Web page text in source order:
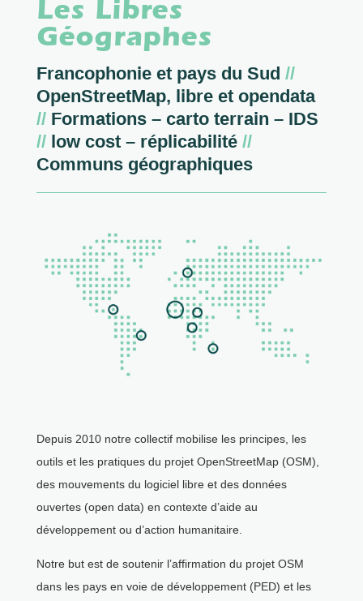
Les Libres
Géographes
Francophonie et pays du Sud //
OpenStreetMap, libre et opendata
//Formations – carto terrain – IDS
//low cost – réplicabilité //
Communs géographiques
Depuis 2010 notre collectif mobilise les principes, les
outils et les pratiques du projet OpenStreetMap (OSM),
des mouvements du logiciel libre et des données
ouvertes (open data) en contexte d’aide au
développement ou d’action humanitaire.
Notre but est de soutenir l’affirmation du projet OSM
dans les pays en voie de développement (PED) et les